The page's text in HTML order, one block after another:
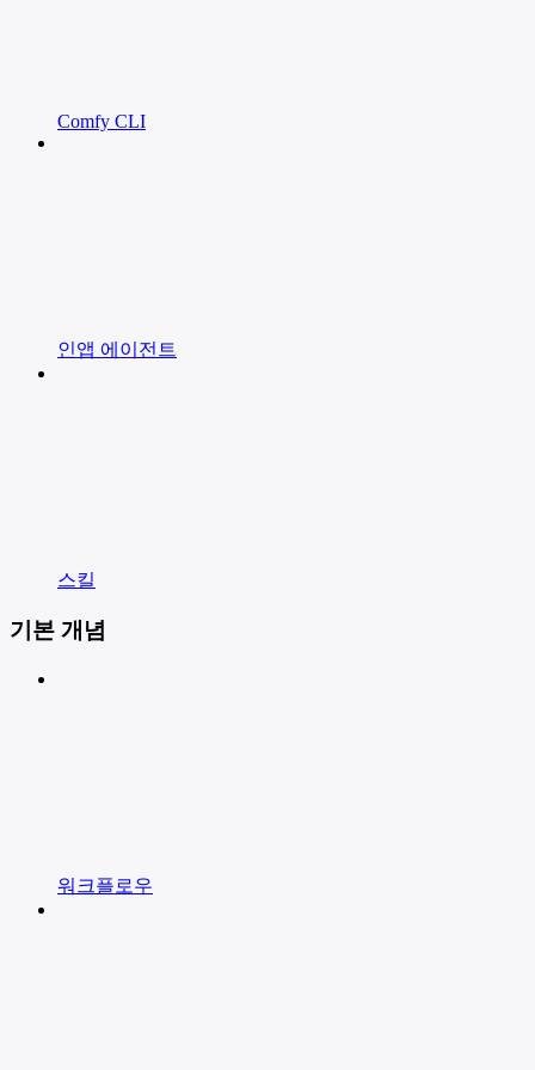
Comfy CLI
인앱 에이전트
스킬
기본 개념
워크플로우